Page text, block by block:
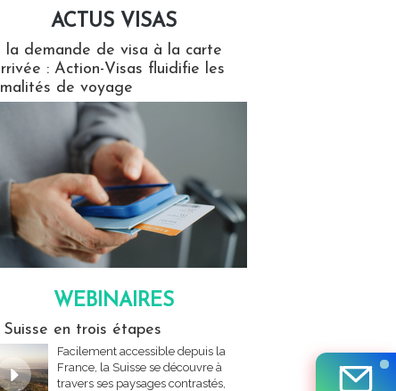
ACTUS VISAS
la demande de visa à la carte
: Action-Visas fluidifie les
de voyage
WEBINAIRES
Suisse en trois étapes
Facilement accessible depuis la
France, la Suisse se découvre à
travers ses paysages contrastés,